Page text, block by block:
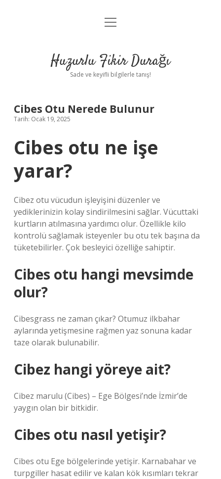
Anasayfa
Yasal Uyarı
menüyü
Huzurlu Fikir Durağı
Sade ve keyifli bilgilerle tanış!
Cibes Otu Nerede Bulunur
Tarih: Ocak 19, 2025
Cibes otu ne işe
yarar?
Cibez otu vücudun işleyişini düzenler ve
yediklerinizin kolay sindirilmesini sağlar. Vücuttaki
kurtların atılmasına yardımcı olur. Özellikle kilo
kontrolü sağlamak isteyenler bu otu tek başına da
tüketebilirler. Çok besleyici özelliğe sahiptir.
Cibes otu hangi mevsimde
olur?
Cibesgrass ne zaman çıkar? Otumuz ilkbahar
aylarında yetişmesine rağmen yaz sonuna kadar
taze olarak bulunabilir.
Cibez hangi yöreye ait?
Cibez marulu (Cibes) – Ege Bölgesi’nde İzmir’de
yaygın olan bir bitkidir.
Cibes otu nasıl yetişir?
Cibes otu Ege bölgelerinde yetişir. Karnabahar ve
turpgiller hasat edilir ve kalan kök kısımları tekrar